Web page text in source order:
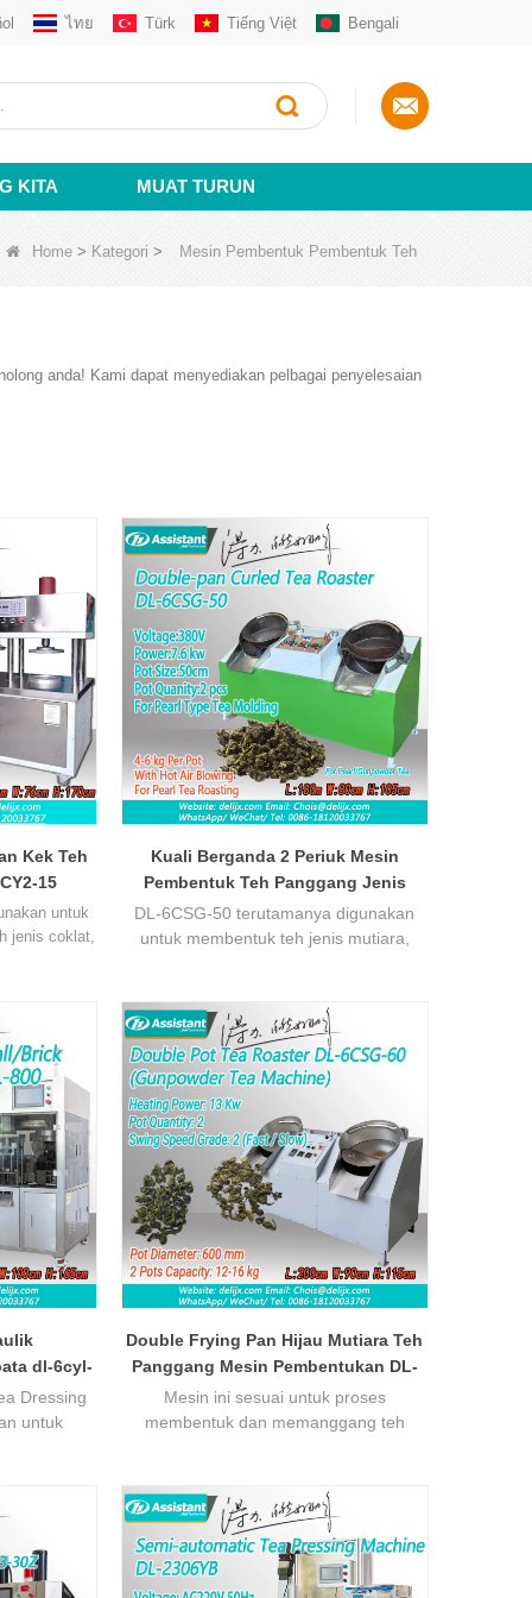
ไทย Türk Tiếng Việt Bengali
KITA MUAT TURUN
Home > Kategori > Mesin Pembentuk Pembentuk Teh
anda! Kami dapat menyediakan pelbagai penyelesaian
Kek Teh
15
untuk
jenis coklat,
boleh
yang
teh kek
Kuali Berganda 2 Periuk Mesin
Pembentuk Teh Panggang Jenis
Mutiara Untuk Teh Serbuk Mutiara
DL-6CSG-50
DL-6CSG-50 terutamanya digunakan
untuk membentuk teh jenis mutiara,
menggoreng dan memanaskan kuali,
setiap periuk boleh meletakkan kira-kira
3-4 kg teh basah, suhu dan masa boleh
laras.
dl-6cyl-
Dressing
untuk
1000
boleh
seperti
mm), kek
Double Frying Pan Hijau Mutiara Teh
Panggang Mesin Pembentukan DL-
6CSG-60
Mesin ini sesuai untuk proses
membentuk dan memanggang teh
jalur yang ketat dan kemas, seragam
seragam, warna hijau terang, fuzz putih
yang kelihatan, dan aroma kaya-
menunjukkan ciri-ciri teh berkualiti tinggi.